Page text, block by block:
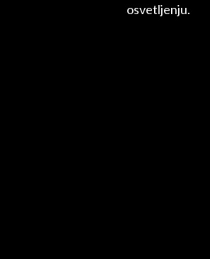
osvetljenju.